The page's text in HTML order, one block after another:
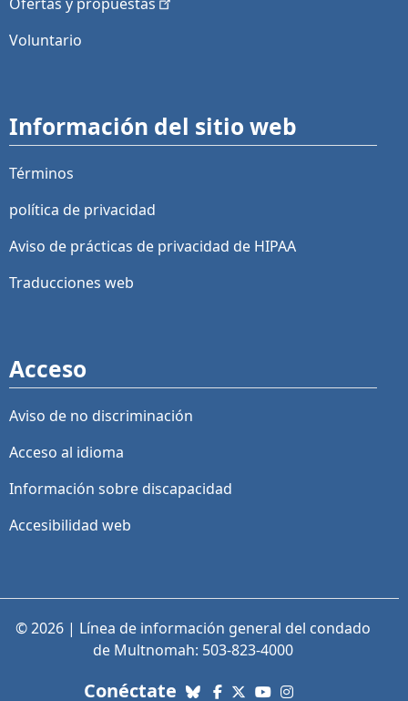
Voluntario
Información del sitio web
Términos
política de privacidad
Aviso de prácticas de privacidad de HIPAA
Traducciones web
Acceso
Aviso de no discriminación
Acceso al idioma
Información sobre discapacidad
Accesibilidad web
© 2026 | Línea de información general del condado
de Multnomah: 503-823-4000
Conéctate con nosotros. Enlaces a
Bluesky
Facebook
X (Twitter)
YouTube
Instagram